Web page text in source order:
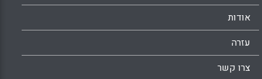
אודות
עזרה
צרו קשר